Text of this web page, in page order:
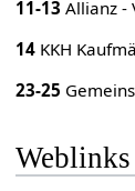
11-13 Allianz -
14 KKH
23-25
Weblinks